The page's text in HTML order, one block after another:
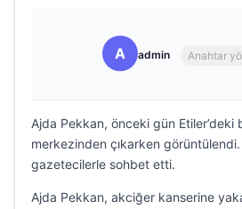
A admin Anahtar
Ajda Pekkan, önceki gün Etiler’deki
merkezinden çıkarken
gazetecilerle sohbet etti.
Ajda Pekkan, akciğer kanserine